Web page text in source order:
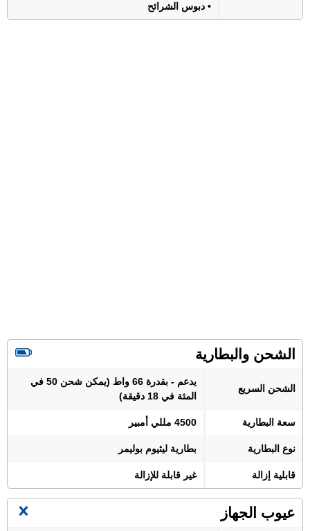
• دبوس الشرائح
الشحن والبطارية
الشحن السريع
يدعم - بقدرة 66 واط (يمكن شحن 50 في
المئة في 18 دقيقة)
سعة البطارية 4500 مللي أمبير
نوع البطارية بطارية ليثيوم بوليمر
قابلية إزالة غير قابلة للإزالة
عيوب الجهاز